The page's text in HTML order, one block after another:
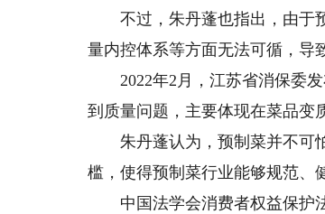
不过，朱丹蓬也指出，由于预
量内控体系等方面无法可循，导
2022年2月，江苏省消保委发
到质量问题，主要体现在菜品变
朱丹蓬认为，预制菜并不可怕
槛，使得预制菜行业能够规范、
中国法学会消费者权益保护法